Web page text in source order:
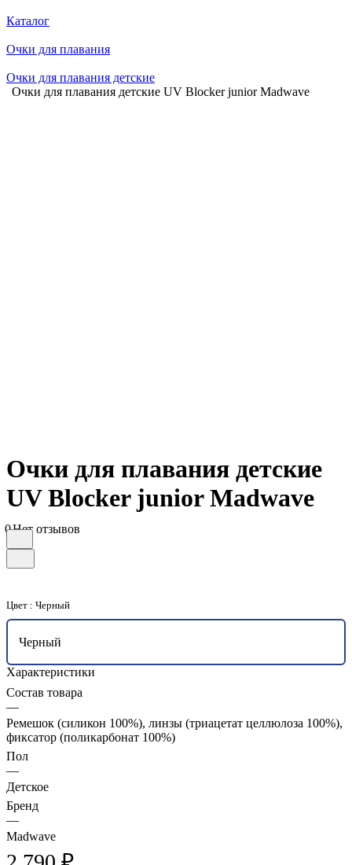
Каталог
Очки для плавания
Очки для плавания детские
Очки для плавания детские UV Blocker junior Madwave
Очки для плавания детские
UV Blocker junior Madwave
0Нет отзывов
Цвет : Черный
Черный
Характеристики
Состав товара
—
Ремешок (силикон 100%), линзы (триацетат целлюлоза 100%),
фиксатор (поликарбонат 100%)
Пол
—
Детское
Бренд
—
Madwave